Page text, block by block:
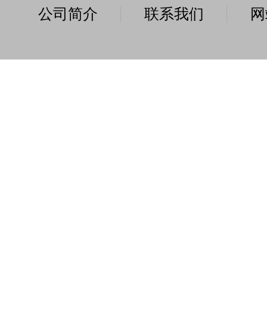
公司简介 联系我们